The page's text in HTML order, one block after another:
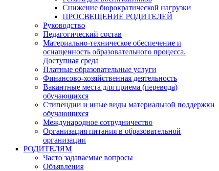
Снижение бюрократической нагрузки
ПРОСВЕЩЕНИЕ РОДИТЕЛЕЙ
Руководство
Педагогический состав
Материально-техническое обеспечение и
оснащенность образовательного процесса.
Доступная среда
Платные образовательные услуги
Финансово-хозяйственная деятельность
Вакантные места для приема (перевода)
обучающихся
Стипендии и иные виды материальной поддержки
обучающихся
Международное сотрудничество
Организация питания в образовательной
организации
РОДИТЕЛЯМ
Часто задаваемые вопросы
Объявления